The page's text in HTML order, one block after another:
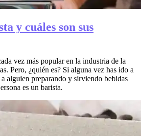
y cuáles son sus
vez más popular en la industria de la
Pero, ¿quién es? Si alguna vez has ido a
alguien preparando y sirviendo bebidas
es un barista.